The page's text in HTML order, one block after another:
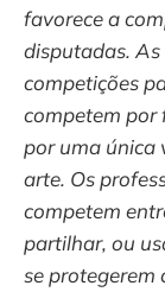
favorece a
disputadas.
competições
competem por
por uma única
arte. Os
competem
partilhar, ou
se protegerem